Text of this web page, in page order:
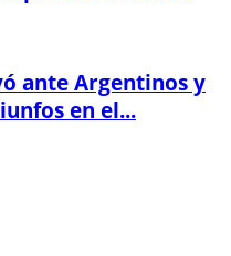
ante Argentinos y
en el...